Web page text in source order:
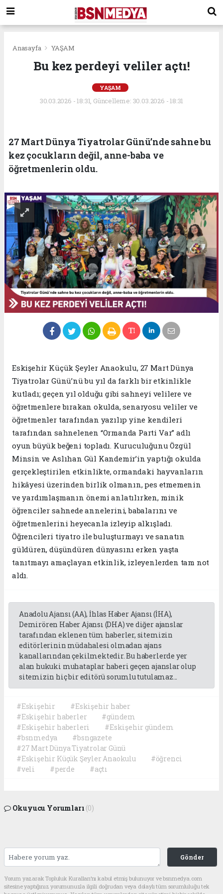
Anasayfa YAŞAM
Bu kez perdeyi veliler açtı!
YAŞAM
30.03.2026 - 18:31, Güncelleme: 30.03.2026 - 18:31
27 Mart Dünya Tiyatrolar Günü’nde sahne bu
kez çocukların değil, anne-baba ve
öğretmenlerin oldu.
Eskişehir Küçük Şeyler Anaokulu, 27 Mart Dünya
Tiyatrolar Günü’nü bu yıl da farklı bir etkinlikle
kutladı; geçen yıl olduğu gibi sahneyi velilere ve
öğretmenlere bırakan okulda, senaryosu veliler ve
öğretmenler tarafından yazılıp yine kendileri
tarafından sahnelenen “Ormanda Parti Var” adlı
oyun büyük beğeni topladı. Kuruculuğunu Özgül
Minsin ve Aslıhan Gül Kandemir’in yaptığı okulda
gerçekleştirilen etkinlikte, ormandaki hayvanların
hikâyesi üzerinden birlik olmanın, pes etmemenin
ve yardımlaşmanın önemi anlatılırken, minik
öğrenciler sahnede annelerini, babalarını ve
öğretmenlerini heyecanla izleyip alkışladı.
Öğrencileri tiyatro ile buluşturmayı ve sanatın
güldüren, düşündüren dünyasını erken yaşta
tanıtmayı amaçlayan etkinlik, izleyenlerden tam not
aldı.
Anadolu Ajansı (AA), İhlas Haber Ajansı (İHA),
Demirören Haber Ajansı (DHA) ve diğer ajanslar
tarafından eklenen tüm haberler, sitemizin
editörlerinin müdahalesi olmadan ajans
kanallarından çekilmektedir. Bu haberlerde yer
alan hukuki muhataplar haberi geçen ajanslar olup
sitemizin hiç bir editörü sorumlu tutulamaz...
#Eskişehir
#Eskişehir haber
#Eskişehir haberler
#gündem
#Eskişehir haberleri
#Eskişehir gündem
#bsnmedya
#bsngazete
#27 Mart Dünya Tiyatrolar Günü
#Eskişehir Küçük Şeyler Anaokulu
#öğrenci
#veli
#perde #açtı
Okuyucu Yorumları (0)
Gönder
Yorum yazarak Topluluk Kuralları’nı kabul etmiş bulunuyor ve bsnmedya.com
sitesine yaptığınız yorumunuzla ilgili doğrudan veya dolaylı tüm sorumluluğu tek